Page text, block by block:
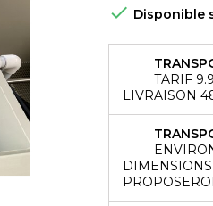
 Disponible
TARIF
LIVRAISON